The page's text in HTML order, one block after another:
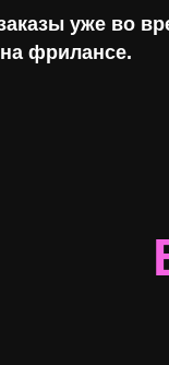
уже во
фрилансе.